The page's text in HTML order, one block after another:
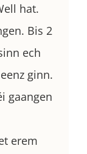
hat.
Bis 2
ech
ginn.
gaangen
erem